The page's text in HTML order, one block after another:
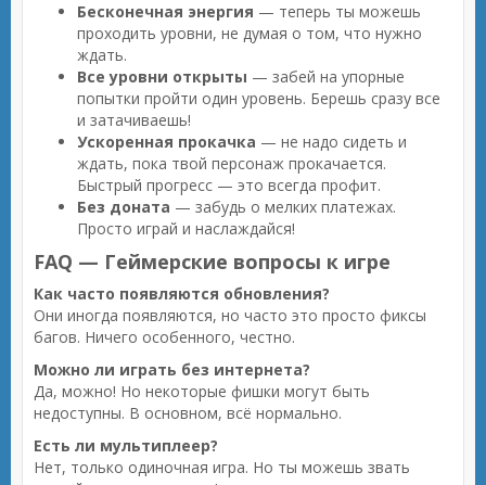
Бесконечная энергия — теперь ты можешь
проходить уровни, не думая о том, что нужно
ждать.
Все уровни открыты — забей на упорные
попытки пройти один уровень. Берешь сразу все
и затачиваешь!
Ускоренная прокачка — не надо сидеть и
ждать, пока твой персонаж прокачается.
Быстрый прогресс — это всегда профит.
Без доната — забудь о мелких платежах.
Просто играй и наслаждайся!
FAQ — Геймерские вопросы к игре
Как часто появляются обновления?
Они иногда появляются, но часто это просто фиксы
багов. Ничего особенного, честно.
Можно ли играть без интернета?
Да, можно! Но некоторые фишки могут быть
недоступны. В основном, всё нормально.
Есть ли мультиплеер?
Нет, только одиночная игра. Но ты можешь звать